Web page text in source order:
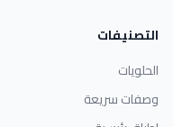
التصنيفات
الحلويات
وصفات سريعة